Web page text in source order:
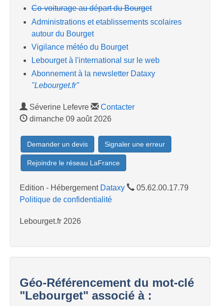
Co-voiturage au départ du Bourget
Administrations et etablissements scolaires
autour du Bourget
Vigilance météo du Bourget
Lebourget à l'international sur le web
Abonnement à la newsletter Dataxy
"Lebourget.fr"
Séverine Lefevre
Contacter
dimanche 09 août 2026
Demander un devis Signaler une erreur
Rejoindre le réseau LaFrance
Edition - Hébergement Dataxy
05.62.00.17.79
Politique de confidentialité
Lebourget.fr 2026
Géo-Référencement du mot-clé
"Lebourget" associé à :